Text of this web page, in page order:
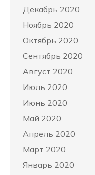
Декабрь 2020
Ноябрь 2020
Октябрь 2020
Сентябрь 2020
Август 2020
Июль 2020
Июнь 2020
Май 2020
Апрель 2020
Март 2020
Январь 2020